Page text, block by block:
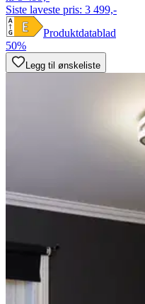
Siste laveste pris: 3 499,-
Produktdatablad
50%
Legg til ønskeliste